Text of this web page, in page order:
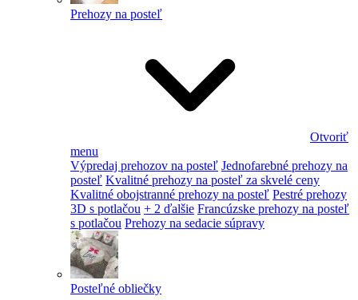
Prehozy na posteľ
Otvoriť
menu
Výpredaj prehozov na posteľ Jednofarebné prehozy na
posteľ Kvalitné prehozy na posteľ za skvelé ceny
Kvalitné obojstranné prehozy na posteľ Pestré prehozy
3D s potlačou + 2 ďalšie Francúzske prehozy na posteľ
s potlačou Prehozy na sedacie súpravy
Posteľné obliečky